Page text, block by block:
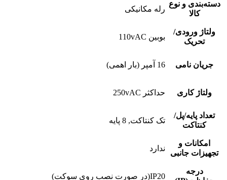
دسته‌بندی و نوع
کالا
رله مکانیکی
ولتاژ ورودی/
تحریک
بوبین 110vAC
جریان نامی 16 آمپر (بار اهمی)
ولتاژ کاری حداکثر 250vAC
تعداد پایه/پل/
کنتاکت
تک کنتاکت, 8 پایه
امکانات و
تجهیزات جانبی
ندارد
درجه
IP20(در صورت نصب روی سوکت)